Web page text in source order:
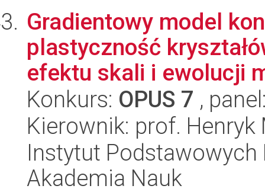
Gradientowy model
plastyczność
efektu skali i ewolucji
Konkurs: OPUS 7 ,
Kierownik: prof. Henryk
Instytut
Akademia Nauk